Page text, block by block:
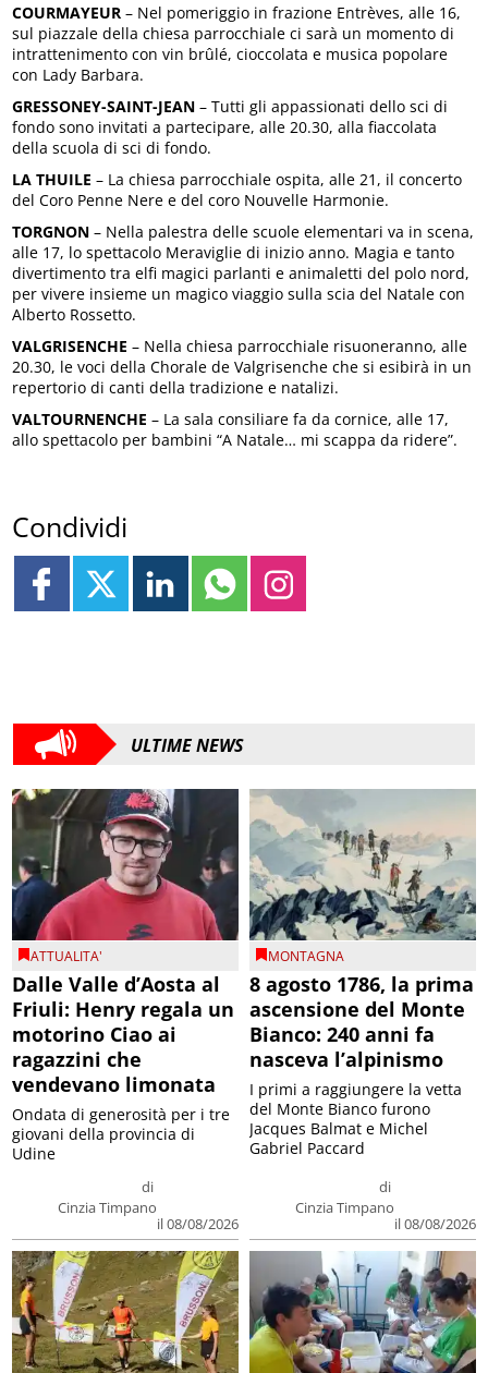
COURMAYEUR – Nel pomeriggio in frazione Entrèves, alle 16,
sul piazzale della chiesa parrocchiale ci sarà un momento di
intrattenimento con vin brûlé, cioccolata e musica popolare
con Lady Barbara.
GRESSONEY-SAINT-JEAN – Tutti gli appassionati dello sci di
fondo sono invitati a partecipare, alle 20.30, alla fiaccolata
della scuola di sci di fondo.
LA THUILE – La chiesa parrocchiale ospita, alle 21, il concerto
del Coro Penne Nere e del coro Nouvelle Harmonie.
TORGNON – Nella palestra delle scuole elementari va in scena,
alle 17, lo spettacolo Meraviglie di inizio anno. Magia e tanto
divertimento tra elfi magici parlanti e animaletti del polo nord,
per vivere insieme un magico viaggio sulla scia del Natale con
Alberto Rossetto.
VALGRISENCHE – Nella chiesa parrocchiale risuoneranno, alle
20.30, le voci della Chorale de Valgrisenche che si esibirà in un
repertorio di canti della tradizione e natalizi.
VALTOURNENCHE – La sala consiliare fa da cornice, alle 17,
allo spettacolo per bambini “A Natale… mi scappa da ridere”.
Condividi
ULTIME NEWS
ATTUALITA'
Dalle Valle d’Aosta al
Friuli: Henry regala un
motorino Ciao ai
ragazzini che
vendevano limonata
di
Cinzia Timpano
il 08/08/2026
Ondata di generosità per i tre
giovani della provincia di
Udine
MONTAGNA
8 agosto 1786, la prima
ascensione del Monte
Bianco: 240 anni fa
nasceva l’alpinismo
di
Cinzia Timpano
il 08/08/2026
I primi a raggiungere la vetta
del Monte Bianco furono
Jacques Balmat e Michel
Gabriel Paccard